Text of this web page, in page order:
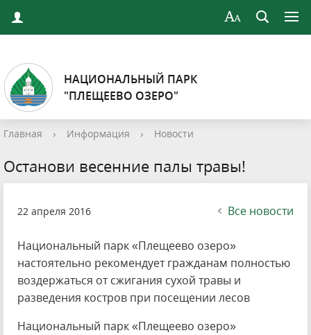
НАЦИОНАЛЬНЫЙ ПАРК
"ПЛЕЩЕЕВО ОЗЕРО"
Главная › Информация › Новости
Останови весенние палы травы!
22 апреля 2016 Все новости
Национальный парк «Плещеево озеро»
настоятельно рекомендует гражданам полностью
воздержаться от сжигания сухой травы и
разведения костров при посещении лесов
Национальный парк «Плещеево озеро»